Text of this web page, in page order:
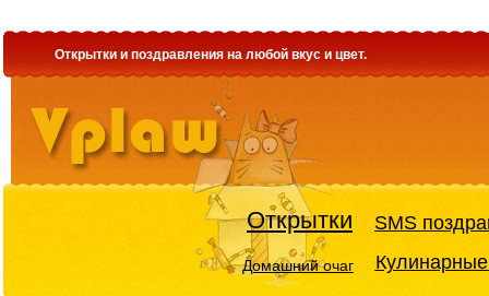
Открытки и поздравления на любой вкус и цвет.
Открытки SMS
Домашний очаг